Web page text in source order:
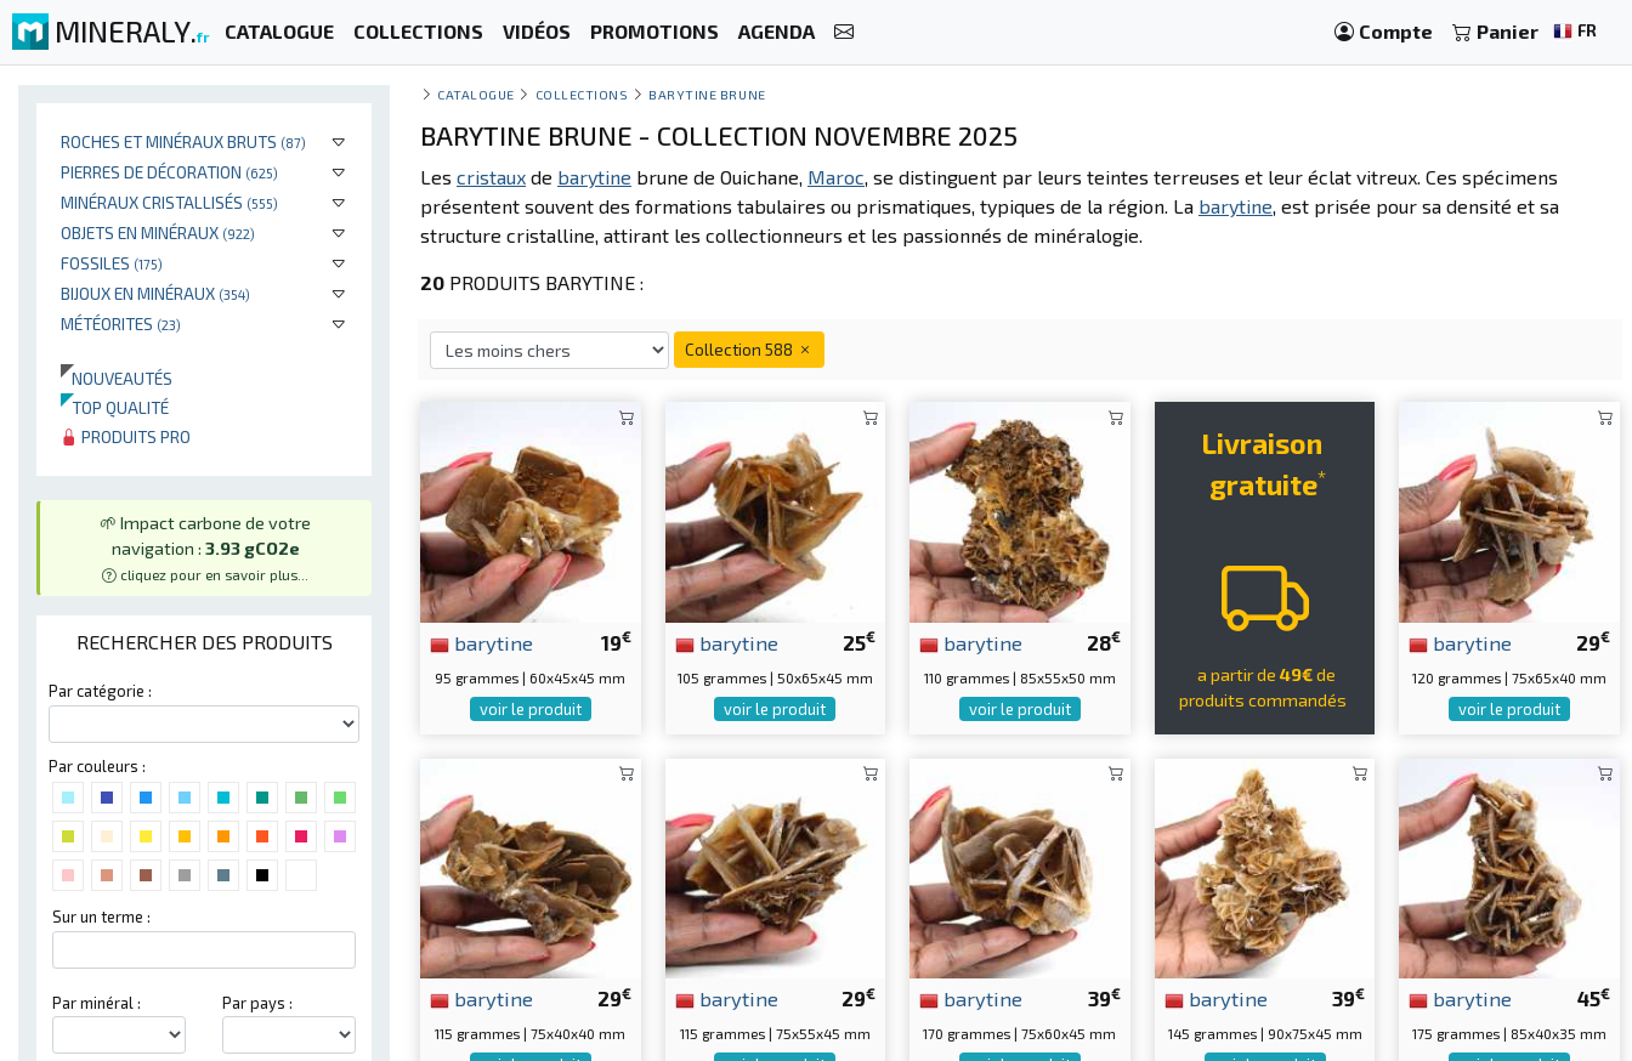
MINERALY.fr CATALOGUE COLLECTIONS VIDÉOS PROMOTIONS AGENDA Compte Panier FR
ROCHES ET MINÉRAUX BRUTS (87)
PIERRES DE DÉCORATION (625)
MINÉRAUX CRISTALLISÉS (555)
OBJETS EN MINÉRAUX (922)
FOSSILES (175)
BIJOUX EN MINÉRAUX (354)
MÉTÉORITES (23)
NOUVEAUTÉS
TOP QUALITÉ
PRODUITS PRO
🌱 Impact carbone de votre
navigation : 3.93 gCO2e
cliquez pour en savoir plus...
RECHERCHER DES PRODUITS
Par catégorie :
Par couleurs :
Sur un terme :
Par minéral : Par pays :
CATALOGUE COLLECTIONS BARYTINE BRUNE
BARYTINE BRUNE - COLLECTION NOVEMBRE 2025
Les cristaux de barytine brune de Ouichane, Maroc, se distinguent par leurs teintes terreuses et leur éclat vitreux. Ces spécimens
présentent souvent des formations tabulaires ou prismatiques, typiques de la région. La barytine, est prisée pour sa densité et sa
structure cristalline, attirant les collectionneurs et les passionnés de minéralogie.
20 PRODUITS BARYTINE :
Collection 588
19€
barytine
95 grammes | 60x45x45 mm
voir le produit
25€
barytine
105 grammes | 50x65x45 mm
voir le produit
28€
barytine
110 grammes | 85x55x50 mm
voir le produit
Livraison
gratuite*
a partir de49€de
produits commandés
29€
barytine
120 grammes | 75x65x40 mm
voir le produit
29€
barytine
115 grammes | 75x40x40 mm
29€
barytine
115 grammes | 75x55x45 mm
39€
barytine
170 grammes | 75x60x45 mm
39€
barytine
145 grammes | 90x75x45 mm
45€
barytine
175 grammes | 85x40x35 mm